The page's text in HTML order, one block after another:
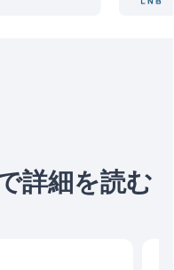
詳細を読む